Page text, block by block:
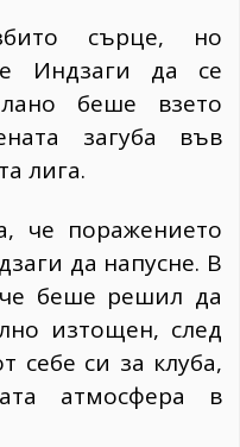
сърце, но
Индзаги да се
беше взето
загуба във
лига.
че поражението
да напусне. В
беше решил да
изтощен, след
себе си за клуба,
атмосфера в